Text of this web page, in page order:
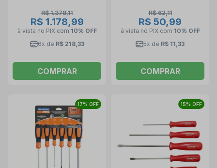
R$ 1.378,11
R$ 1.178,99
à vista no PIX com 10% OFF
6x de R$ 218,33
COMPRAR
R$ 62,11
R$ 50,99
à vista no PIX com 10% OFF
5x de R$ 11,33
COMPRAR
17% OFF 15% OFF